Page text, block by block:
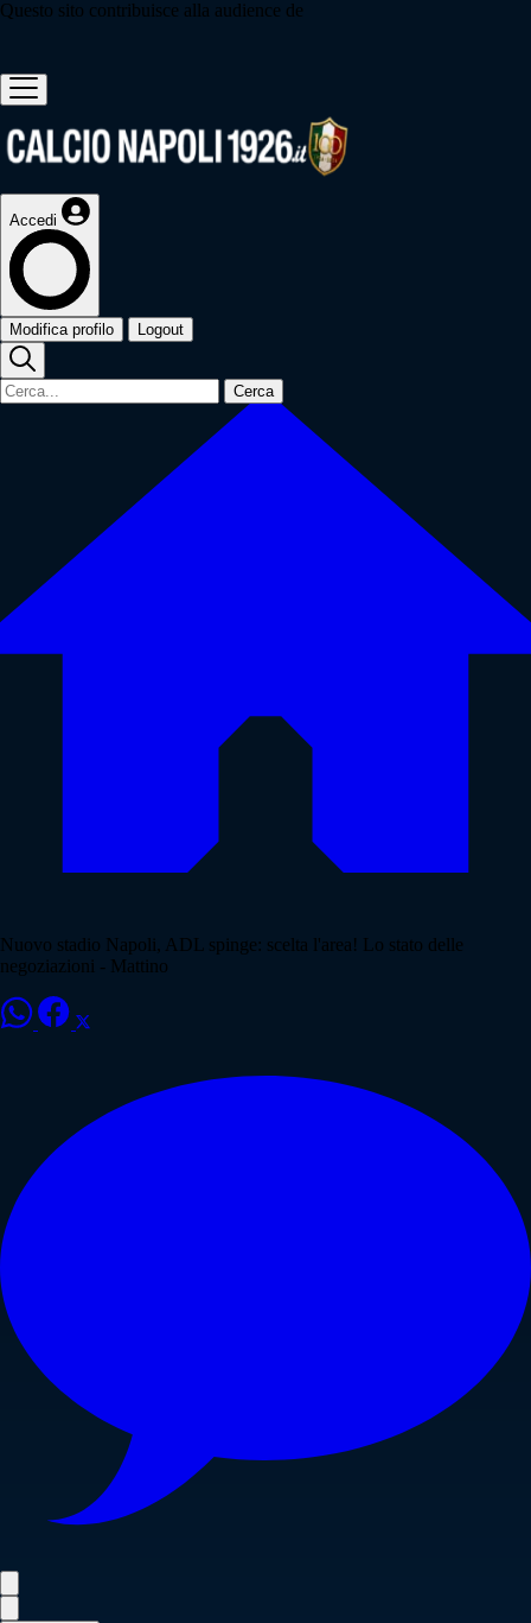
Questo sito contribuisce alla audience de
Accedi
Modifica profilo Logout
Cerca
Nuovo stadio Napoli, ADL spinge: scelta l'area! Lo stato delle
negoziazioni - Mattino